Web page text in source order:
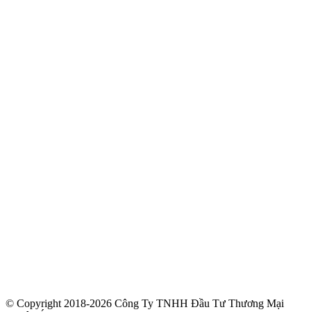
© Copyright 2018-2026 Công Ty TNHH Đầu Tư Thương Mại